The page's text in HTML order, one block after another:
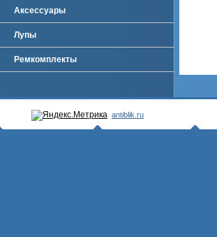
Аксессуары
Лупы
Ремкомплекты
antiblik.ru